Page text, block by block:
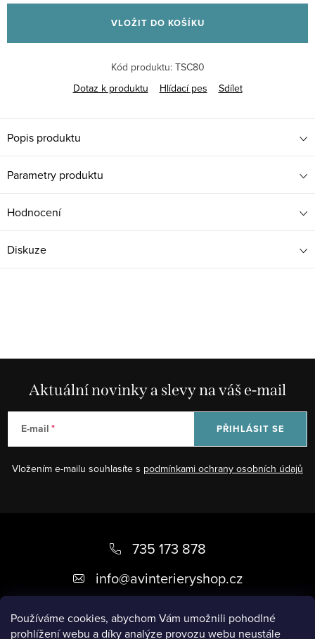
Používáme cookies, abychom Vám umožnili pohodlné
prohlížení webu a díky analýze provozu webu neustále
cena:
VLOŽIT DO KOŠÍKU
Kód produktu: TSC80
Dotaz k produktu
Hlídací pes Sdílet
Popis produktu
Parametry produktu
Hodnocení
Diskuze
Aktuální novinky a slevy na váš e-mail
E-mail
Vložením e-mailu souhlasíte s podmínkami ochrany osobních údajů
PŘIHLÁSIT SE
a
735 173 878
info@avinterieryshop.cz